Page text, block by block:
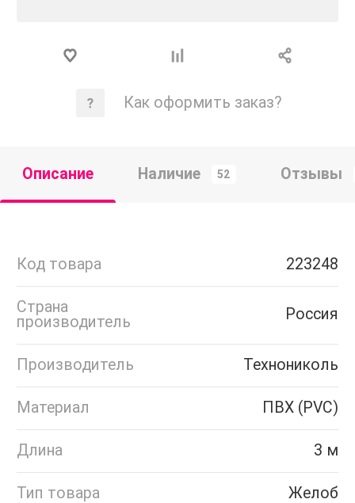
Как оформить заказ?
Описание Наличие 52 Отзывы
Код товара 223248
Страна
производитель
Россия
Производитель Технониколь
Материал ПВХ (PVC)
Длина 3 м
Тип товара Желоб